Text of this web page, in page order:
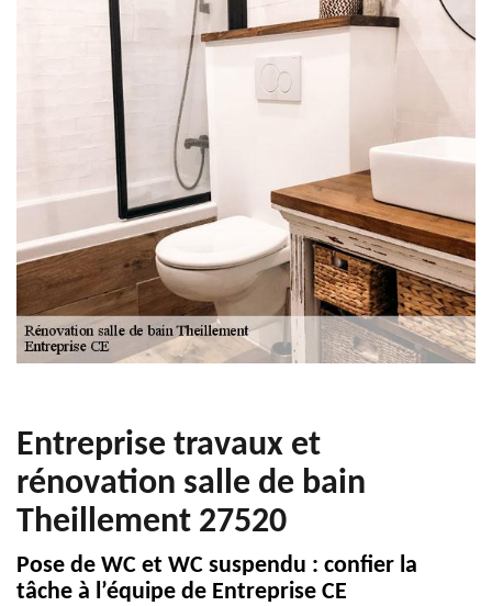
Entreprise travaux et
rénovation salle de bain
Theillement 27520
Pose de WC et WC suspendu : confier la
tâche à l’équipe de Entreprise CE